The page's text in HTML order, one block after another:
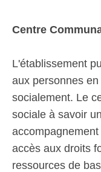
Centre
L'établissement
aux personnes
socialement. Le
sociale à savoir
accès aux droits
ressources de